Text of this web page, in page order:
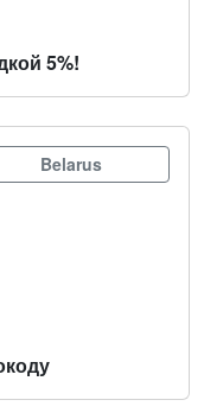
5%!
Belarus